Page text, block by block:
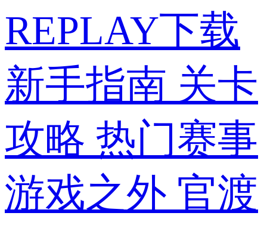
REPLAY下载
新手指南 关卡
攻略 热门赛事
游戏之外 官渡